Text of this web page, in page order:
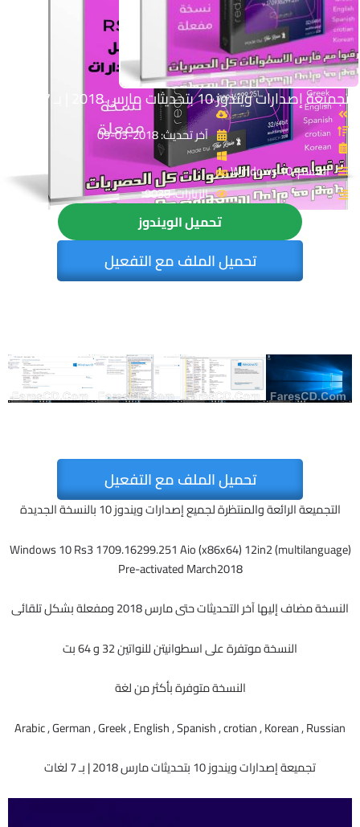
تجميعة إصدارات ويندوز 10 بتحديثات مارس 2018 | بـ 7 لغات
القسم: Windows 10
آخر تحديث: 2018-03-09
الزيارات: 9038
تحميل الويندوز
تحميل الملف مع التفعيل
تحميل الملف مع التفعيل
التجميعة الرائعة والمنتظرة لجميع إصدارات ويندوز 10 بالنسخة الجديدة
Windows 10 Rs3 1709.16299.251 Aio (x86x64) 12in2 (multilanguage)
Pre-activated March2018
النسخة مضاف إليها آخر التحديثات حتى مارس 2018 ومفعلة بشكل تلقائى
النسخة موتفرة على اسطوانيتن للنواتين 32 و 64 بت
النسخة متوفرة بأكثر من لغة
Arabic , German , Greek , English , Spanish , crotian , Korean , Russian
تجميعة إصدارات ويندوز 10 بتحديثات مارس 2018 | بـ 7 لغات